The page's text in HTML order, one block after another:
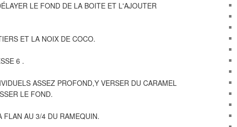
LE FOND DE LA BOITE ET L'AJOUTER
ET LA NOIX DE COCO.
6 .
ASSEZ PROFOND,Y VERSER DU CARAMEL
LE FOND.
FLAN AU 3/4 DU RAMEQUIN.